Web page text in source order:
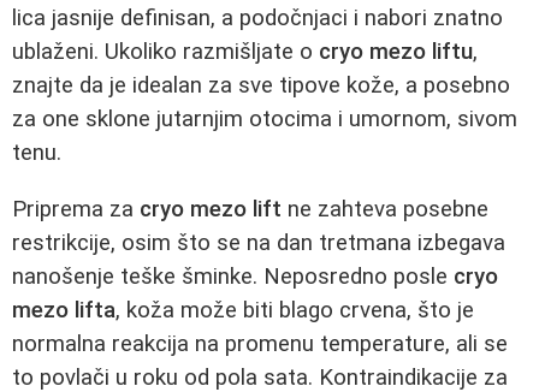
lica jasnije definisan, a podočnjaci i nabori znatno
ublaženi. Ukoliko razmišljate o cryo mezo liftu,
znajte da je idealan za sve tipove kože, a posebno
za one sklone jutarnjim otocima i umornom, sivom
tenu.
Priprema za cryo mezo lift ne zahteva posebne
restrikcije, osim što se na dan tretmana izbegava
nanošenje teške šminke. Neposredno posle cryo
mezo lifta, koža može biti blago crvena, što je
normalna reakcija na promenu temperature, ali se
to povlači u roku od pola sata. Kontraindikacije za